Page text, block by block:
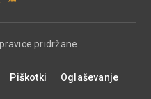
pridržane
Piškotki Oglaševanje